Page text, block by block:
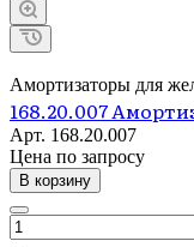
Амортизаторы для
168.20.007
Арт. 168.20.007
Цена по запросу
В корзину